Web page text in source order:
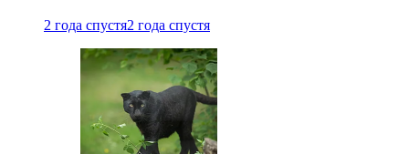
2 года спустя2 года спустя